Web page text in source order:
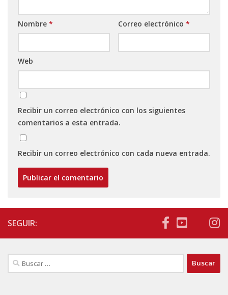
Nombre * Correo electrónico *
Web
Recibir un correo electrónico con los siguientes
comentarios a esta entrada.
Recibir un correo electrónico con cada nueva entrada.
SEGUIR:
Buscar: